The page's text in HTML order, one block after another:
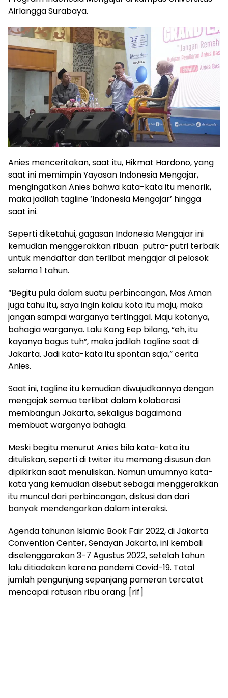
Airlangga Surabaya.
Anies menceritakan, saat itu, Hikmat Hardono, yang
saat ini memimpin Yayasan Indonesia Mengajar,
mengingatkan Anies bahwa kata-kata itu menarik,
maka jadilah tagline ‘Indonesia Mengajar’ hingga
saat ini.
Seperti diketahui, gagasan Indonesia Mengajar ini
kemudian menggerakkan ribuan putra-putri terbaik
untuk mendaftar dan terlibat mengajar di pelosok
selama 1 tahun.
“Begitu pula dalam suatu perbincangan, Mas Aman
juga tahu itu, saya ingin kalau kota itu maju, maka
jangan sampai warganya tertinggal. Maju kotanya,
bahagia warganya. Lalu Kang Eep bilang, “eh, itu
kayanya bagus tuh”, maka jadilah tagline saat di
Jakarta. Jadi kata-kata itu spontan saja,” cerita
Anies.
Saat ini, tagline itu kemudian diwujudkannya dengan
mengajak semua terlibat dalam kolaborasi
membangun Jakarta, sekaligus bagaimana
membuat warganya bahagia.
Meski begitu menurut Anies bila kata-kata itu
dituliskan, seperti di twiter itu memang disusun dan
dipikirkan saat menuliskan. Namun umumnya kata-
kata yang kemudian disebut sebagai menggerakkan
itu muncul dari perbincangan, diskusi dan dari
banyak mendengarkan dalam interaksi.
Agenda tahunan Islamic Book Fair 2022, di Jakarta
Convention Center, Senayan Jakarta, ini kembali
diselenggarakan 3-7 Agustus 2022, setelah tahun
lalu ditiadakan karena pandemi Covid-19. Total
jumlah pengunjung sepanjang pameran tercatat
mencapai ratusan ribu orang. [rif]